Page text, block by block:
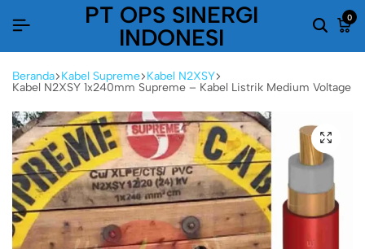
PT OPS SINERGI
INDONESI
0
Beranda Kabel Supreme Kabel N2XSY
Kabel N2XSY 1x240mm Supreme – Kabel Listrik Medium Voltage